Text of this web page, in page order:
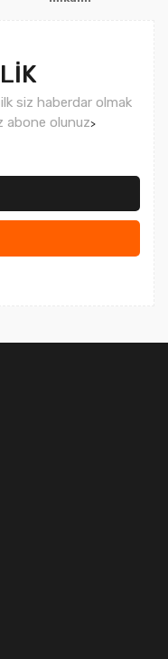
siz haberdar olmak
abone olunuz>